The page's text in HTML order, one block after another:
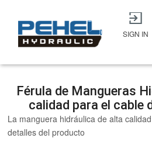
SIGN IN
Férula de Mangueras
calidad para el cable
La manguera hidráulica de alta
detalles del producto